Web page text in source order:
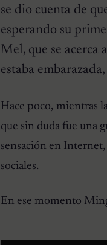
se dio cuenta de
esperando su
Mel, que se acerca
estaba
Hace poco, mientras
que sin duda fue una
sensación en
sociales.
En ese momento